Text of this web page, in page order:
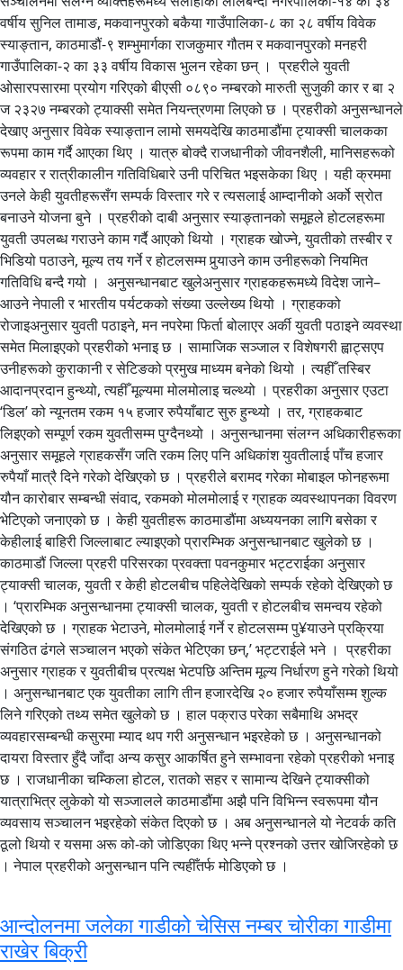
वर्षीय सुनिल तामाङ, मकवानपुरको बकैया गाउँपालिका-८ का २८ वर्षीय विवेक
स्याङ्तान, काठमाडौं-९ शम्भुमार्गका राजकुमार गौतम र मकवानपुरको मनहरी
गाउँपालिका-२ का ३३ वर्षीय विकास भुलन रहेका छन् । प्रहरीले युवती
ओसारपसारमा प्रयोग गरिएको बीएसी ०८९० नम्बरको मारुती सुजुकी कार र बा २
ज २३२७ नम्बरको ट्याक्सी समेत नियन्त्रणमा लिएको छ । प्रहरीको अनुसन्धानले
देखाए अनुसार विवेक स्याङ्तान लामो समयदेखि काठमाडौंमा ट्याक्सी चालकका
रूपमा काम गर्दै आएका थिए । यात्रु बोक्दै राजधानीको जीवनशैली, मानिसहरूको
व्यवहार र रात्रीकालीन गतिविधिबारे उनी परिचित भइसकेका थिए । यही क्रममा
उनले केही युवतीहरूसँग सम्पर्क विस्तार गरे र त्यसलाई आम्दानीको अर्को स्रोत
बनाउने योजना बुने । प्रहरीको दाबी अनुसार स्याङ्तानको समूहले होटलहरूमा
युवती उपलब्ध गराउने काम गर्दै आएको थियो । ग्राहक खोज्ने, युवतीको तस्बीर र
भिडियो पठाउने, मूल्य तय गर्ने र होटलसम्म पुर्‍याउने काम उनीहरूको नियमित
गतिविधि बन्दै गयो । अनुसन्धानबाट खुलेअनुसार ग्राहकहरूमध्ये विदेश जाने–
आउने नेपाली र भारतीय पर्यटकको संख्या उल्लेख्य थियो । ग्राहकको
रोजाइअनुसार युवती पठाइने, मन नपरेमा फिर्ता बोलाएर अर्की युवती पठाइने व्यवस्था
समेत मिलाइएको प्रहरीको भनाइ छ । सामाजिक सञ्जाल र विशेषगरी ह्वाट्सएप
उनीहरूको कुराकानी र सेटिङको प्रमुख माध्यम बनेको थियो । त्यहीँ तस्बिर
आदानप्रदान हुन्थ्यो, त्यहीँ मूल्यमा मोलमोलाइ चल्थ्यो । प्रहरीका अनुसार एउटा
‘डिल’ को न्यूनतम रकम १५ हजार रुपैयाँबाट सुरु हुन्थ्यो । तर, ग्राहकबाट
लिइएको सम्पूर्ण रकम युवतीसम्म पुग्दैनथ्यो । अनुसन्धानमा संलग्न अधिकारीहरूका
अनुसार समूहले ग्राहकसँग जति रकम लिए पनि अधिकांश युवतीलाई पाँच हजार
रुपैयाँ मात्रै दिने गरेको देखिएको छ । प्रहरीले बरामद गरेका मोबाइल फोनहरूमा
यौन कारोबार सम्बन्धी संवाद, रकमको मोलमोलाई र ग्राहक व्यवस्थापनका विवरण
भेटिएको जनाएको छ । केही युवतीहरू काठमाडौंमा अध्ययनका लागि बसेका र
केहीलाई बाहिरी जिल्लाबाट ल्याइएको प्रारम्भिक अनुसन्धानबाट खुलेको छ ।
काठमाडौं जिल्ला प्रहरी परिसरका प्रवक्ता पवनकुमार भट्टराईका अनुसार
ट्याक्सी चालक, युवती र केही होटलबीच पहिलेदेखिको सम्पर्क रहेको देखिएको छ
। ‘प्रारम्भिक अनुसन्धानमा ट्याक्सी चालक, युवती र होटलबीच समन्वय रहेको
देखिएको छ । ग्राहक भेटाउने, मोलमोलाई गर्ने र होटलसम्म पु¥याउने प्रक्रिया
संगठित ढंगले सञ्चालन भएको संकेत भेटिएका छन्,’ भट्टराईले भने । प्रहरीका
अनुसार ग्राहक र युवतीबीच प्रत्यक्ष भेटपछि अन्तिम मूल्य निर्धारण हुने गरेको थियो
। अनुसन्धानबाट एक युवतीका लागि तीन हजारदेखि २० हजार रुपैयाँसम्म शुल्क
लिने गरिएको तथ्य समेत खुलेको छ । हाल पक्राउ परेका सबैमाथि अभद्र
व्यवहारसम्बन्धी कसुरमा म्याद थप गरी अनुसन्धान भइरहेको छ । अनुसन्धानको
दायरा विस्तार हुँदै जाँदा अन्य कसुर आकर्षित हुने सम्भावना रहेको प्रहरीको भनाइ
छ । राजधानीका चम्किला होटल, रातको सहर र सामान्य देखिने ट्याक्सीको
यात्राभित्र लुकेको यो सञ्जालले काठमाडौंमा अझै पनि विभिन्न स्वरूपमा यौन
व्यवसाय सञ्चालन भइरहेको संकेत दिएको छ । अब अनुसन्धानले यो नेटवर्क कति
ठूलो थियो र यसमा अरू को-को जोडिएका थिए भन्ने प्रश्नको उत्तर खोजिरहेको छ
। नेपाल प्रहरीको अनुसन्धान पनि त्यहीँतर्फ मोडिएको छ ।
आन्दोलनमा जलेका गाडीको चेसिस नम्बर चोरीका गाडीमा
राखेर बिक्री